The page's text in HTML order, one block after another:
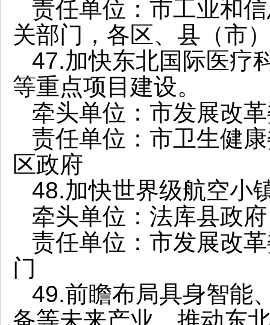
责任单位：市工业和
关部门，各区、县（市
47.加快东北国际医疗
等重点项目建设。
牵头单位：市发展改
责任单位：市卫生健
区政府
48.加快世界级航空小
牵头单位：法库县政府
责任单位：市发展改
门
49.前瞻布局具身智能